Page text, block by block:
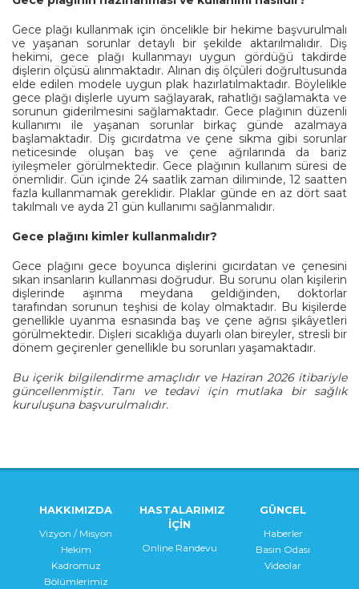
Gece plağı kullanmak için öncelikle bir hekime başvurulmalı
ve yaşanan sorunlar detaylı bir şekilde aktarılmalıdır. Diş
hekimi, gece plağı kullanmayı uygun gördüğü takdirde
dişlerin ölçüsü alınmaktadır. Alınan diş ölçüleri doğrultusunda
elde edilen modele uygun plak hazırlatılmaktadır. Böylelikle
gece plağı dişlerle uyum sağlayarak, rahatlığı sağlamakta ve
sorunun giderilmesini sağlamaktadır. Gece plağının düzenli
kullanımı ile yaşanan sorunlar birkaç günde azalmaya
başlamaktadır. Diş gıcırdatma ve çene sıkma gibi sorunlar
neticesinde oluşan baş ve çene ağrılarında da bariz
iyileşmeler görülmektedir. Gece plağının kullanım süresi de
önemlidir. Gün içinde 24 saatlik zaman diliminde, 12 saatten
fazla kullanmamak gereklidir. Plaklar günde en az dört saat
takılmalı ve ayda 21 gün kullanımı sağlanmalıdır.
Gece plağını kimler kullanmalıdır?
Gece plağını gece boyunca dişlerini gıcırdatan ve çenesini
sıkan insanların kullanması doğrudur. Bu sorunu olan kişilerin
dişlerinde aşınma meydana geldiğinden, doktorlar
tarafından sorunun teşhisi de kolay olmaktadır. Bu kişilerde
genellikle uyanma esnasında baş ve çene ağrısı şikâyetleri
görülmektedir. Dişleri sıcaklığa duyarlı olan bireyler, stresli bir
dönem geçirenler genellikle bu sorunları yaşamaktadır.
Bu içerik bilgilendirme amaçlıdır ve Haziran 2026 itibariyle
güncellenmiştir. Tanı ve tedavi için mutlaka bir sağlık
kuruluşuna başvurulmalıdır.
HAKKIMIZDA
Vizyon / Misyon
Hekim
Kadromuz
Bölümlerimiz
HASTALARIMIZ
İÇİN
Online Randevu
GÜNCEL
Haberler
Basın Odası
Videolar